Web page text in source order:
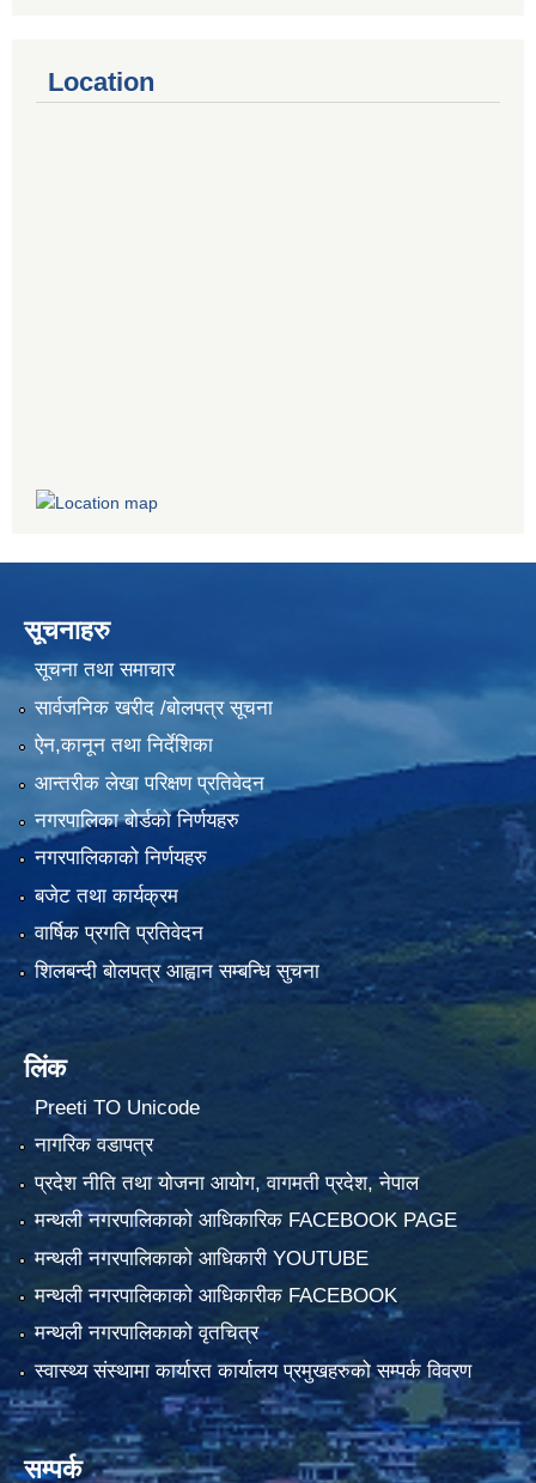
Location
सूचनाहरु
सूचना तथा समाचार
सार्वजनिक खरीद /बोलपत्र सूचना
ऐन,कानून तथा निर्देशिका
आन्तरीक लेखा परिक्षण प्रतिवेदन
नगरपालिका बोर्डको निर्णयहरु
नगरपालिकाको निर्णयहरु
बजेट तथा कार्यक्रम
वार्षिक प्रगति प्रतिवेदन
शिलबन्दी बोलपत्र आह्वान सम्बन्धि सुचना
लिंक
Preeti TO Unicode
नागरिक वडापत्र
प्रदेश नीति तथा योजना आयोग, वागमती प्रदेश, नेपाल
मन्थली नगरपालिकाको आधिकारिक FACEBOOK PAGE
मन्थली नगरपालिकाको आधिकारी YOUTUBE
मन्थली नगरपालिकाको आधिकारीक FACEBOOK
मन्थली नगरपालिकाको वृतचित्र
स्वास्थ्य संस्थामा कार्यारत कार्यालय प्रमुखहरुको सम्पर्क विवरण
सम्पर्क